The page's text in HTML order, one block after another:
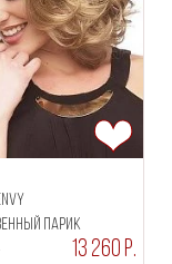
парик
13 260 Р.